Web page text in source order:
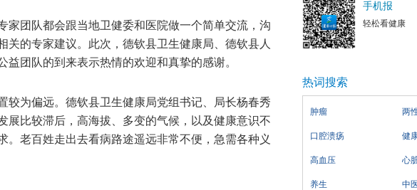
家团队都会跟当地卫健委和医院做一个简单交流，沟
关的专家建议。此次，德钦县卫生健康局、德钦县人
团队的到来表示热情的欢迎和真挚的感谢。
较为偏远。德钦县卫生健康局党组书记、局长杨春秀
展比较滞后，高海拔、多变的气候，以及健康意识不
。老百姓走出去看病路途遥远非常不便，急需各种义
手机报
轻松看健康
热词搜索
肿瘤 两
口腔溃疡 健
高血压 心
养生 中